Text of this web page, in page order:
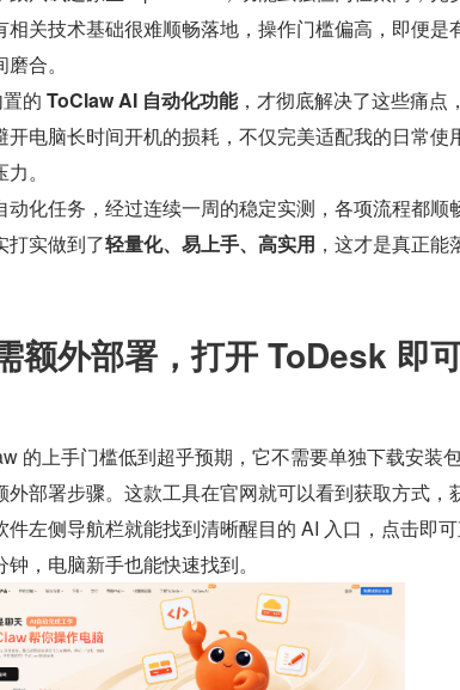
关技术基础很难顺畅落地，操作门槛偏高，即便是
合。
的 ToClaw AI 自动化功能，才彻底解决了这些痛点
电脑长时间开机的损耗，不仅完美适配我的日常使
。
化任务，经过连续一周的稳定实测，各项流程都顺
打实做到了轻量化、易上手、高实用 ，这才是真正能
额外部署，打开 ToDesk 即
的上手门槛低到超乎预期，它不需要单独下载安装
部署步骤。这款工具在官网就可以看到获取方式，
左侧导航栏就能找到清晰醒目的 AI 入口，点击即
，电脑新手也能快速找到。